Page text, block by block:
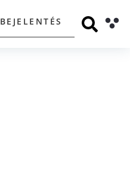
BEJELENTÉS